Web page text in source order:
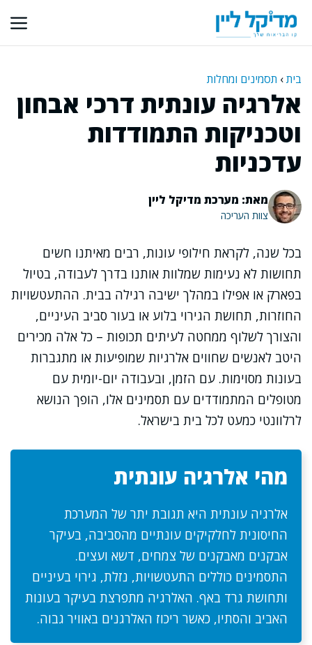
לתוכן
בית› תסמינים ומחלות
אלרגיה עונתית דרכי אבחון
וטכניקות התמודדות
עדכניות
מאת: מערכת מדיקל ליין
צוות העריכה
בכל שנה, לקראת חילופי עונות, רבים מאיתנו חשים
תחושות לא נעימות שמלוות אותנו בדרך לעבודה, בטיול
בפארק או אפילו במהלך ישיבה רגילה בבית. ההתעטשויות
החוזרות, תחושת הגירוי בלוע או בעור סביב העיניים,
והצורך לשלוף ממחטה לעיתים תכופות – כל אלה מכירים
היטב לאנשים שחווים אלרגיות שמופיעות או מתגברות
בעונות מסוימות. עם הזמן, ובעבודה יום-יומית עם
מטופלים המתמודדים עם תסמינים אלו, הופך הנושא
לרלוונטי כמעט לכל בית בישראל.
מהי אלרגיה עונתית
אלרגיה עונתית היא תגובת יתר של המערכת
החיסונית לחלקיקים עונתיים מהסביבה, בעיקר
אבקנים מאבקנים של צמחים, דשא ועצים.
התסמינים כוללים התעטשויות, נזלת, גירוי בעיניים
ותחושת גרד באף. האלרגיה מתפרצת בעיקר בעונות
האביב והסתיו, כאשר ריכוז האלרגנים באוויר גבוה.